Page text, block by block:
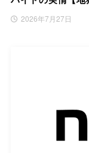
2026年7月27日